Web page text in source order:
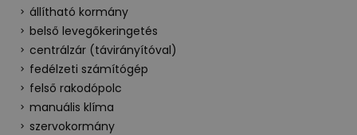
állítható kormány
belső levegőkeringetés
centrálzár (távirányítóval)
fedélzeti számítógép
felső rakodópolc
manuális klíma
szervokormány